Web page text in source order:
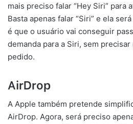
mais preciso falar “Hey Siri” para
Basta apenas falar “Siri” e ela
é que o usuário vai conseguir
demanda para a Siri, sem
pedido.
AirDrop
A Apple também pretende
AirDrop. Agora, será preciso